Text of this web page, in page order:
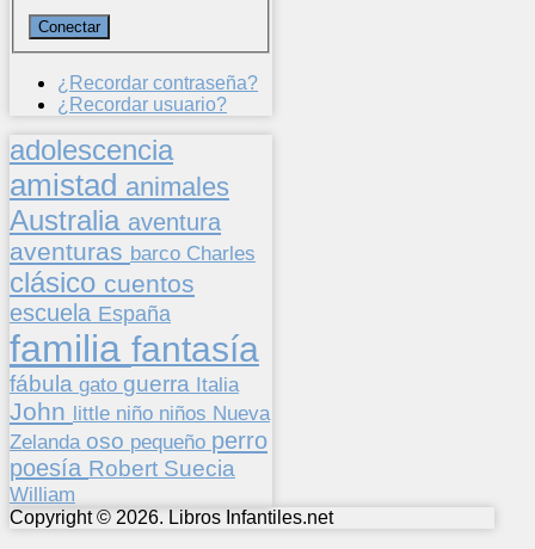
¿Recordar contraseña?
¿Recordar usuario?
adolescencia
amistad animales
Australia aventura
aventuras barco Charles
clásico cuentos
escuela España
familia fantasía
fábula gato guerra Italia
John little niño niños Nueva
Zelanda oso pequeño perro
poesía Robert Suecia
William
Copyright © 2026. Libros Infantiles.net